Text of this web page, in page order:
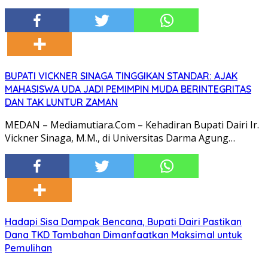
BUPATI VICKNER SINAGA TINGGIKAN STANDAR: AJAK
MAHASISWA UDA JADI PEMIMPIN MUDA BERINTEGRITAS
DAN TAK LUNTUR ZAMAN
MEDAN – Mediamutiara.Com – Kehadiran Bupati Dairi Ir.
Vickner Sinaga, M.M., di Universitas Darma Agung…
Hadapi Sisa Dampak Bencana, Bupati Dairi Pastikan
Dana TKD Tambahan Dimanfaatkan Maksimal untuk
Pemulihan